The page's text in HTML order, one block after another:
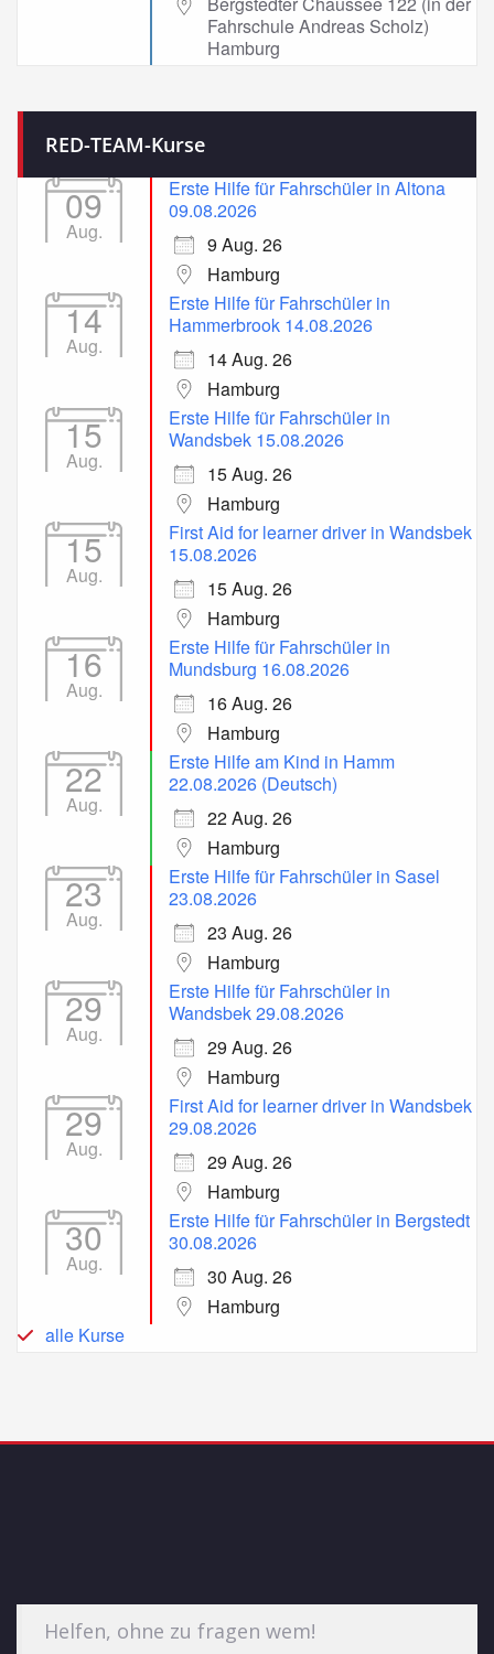
Fahrschule Andreas Scholz)
Hamburg
RED-TEAM-Kurse
09
Aug.
Erste Hilfe für Fahrschüler in Altona
09.08.2026
9 Aug. 26
Hamburg
14
Aug.
Erste Hilfe für Fahrschüler in
Hammerbrook 14.08.2026
14 Aug. 26
Hamburg
15
Aug.
Erste Hilfe für Fahrschüler in
Wandsbek 15.08.2026
15 Aug. 26
Hamburg
15
Aug.
First Aid for learner driver in Wandsbek
15.08.2026
15 Aug. 26
Hamburg
16
Aug.
Erste Hilfe für Fahrschüler in
Mundsburg 16.08.2026
16 Aug. 26
Hamburg
22
Aug.
Erste Hilfe am Kind in Hamm
22.08.2026 (Deutsch)
22 Aug. 26
Hamburg
23
Aug.
Erste Hilfe für Fahrschüler in Sasel
23.08.2026
23 Aug. 26
Hamburg
29
Aug.
Erste Hilfe für Fahrschüler in
Wandsbek 29.08.2026
29 Aug. 26
Hamburg
29
Aug.
First Aid for learner driver in Wandsbek
29.08.2026
29 Aug. 26
Hamburg
30
Aug.
Erste Hilfe für Fahrschüler in Bergstedt
30.08.2026
30 Aug. 26
Hamburg
alle Kurse
Helfen, ohne zu fragen wem!